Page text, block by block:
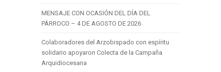
MENSAJE CON OCASIÓN DEL DÍA DEL
PÁRROCO – 4 DE AGOSTO DE 2026
Colaboradores del Arzobispado con espíritu
solidario apoyaron Colecta de la Campaña
Arquidiocesana